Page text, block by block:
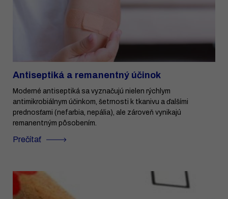
Antiseptiká a remanentný účinok
Moderné antiseptiká sa vyznačujú nielen rýchlym
antimikrobiálnym účinkom, šetrnosti k tkanivu a ďalšími
prednosťami (nefarbia, nepália), ale zároveň vynikajú
remanentným pôsobením.
Prečítať